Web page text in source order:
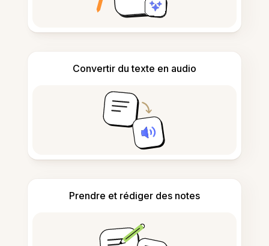
Convertir du texte en audio
Prendre et rédiger des notes